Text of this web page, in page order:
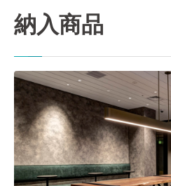
納入商品